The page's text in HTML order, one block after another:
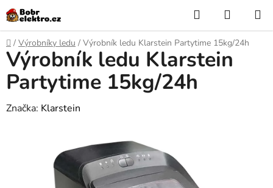
Přejít
na
obsah
Hledat
KOŠÍK
Domů
/ Výrobníky ledu / Výrobník ledu Klarstein Partytime 15kg/24h
Výrobník ledu Klarstein
Partytime 15kg/24h
Značka: Klarstein